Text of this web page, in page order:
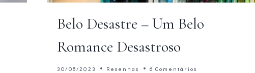
Belo Desastre – Um Belo
Romance Desastroso
30/08/2023 Resenhas 6 Comentários